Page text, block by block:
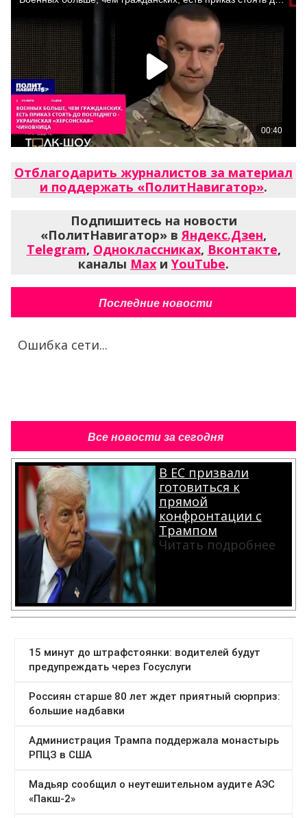
Отблагодарить журналистов за материал
и поддержать «ПолитНавигатор».
Подпишитесь на новости
«ПолитНавигатор» вЯндекс.Дзен,
Telegram, Одноклассниках, Вконтакте,
каналы Max и YouTube.
Последние новости
Ошибка сети...
Все новости за сегодня
В ЕС призвали
готовиться к
прямой
конфронтации с
Трампом
Читать подробнее